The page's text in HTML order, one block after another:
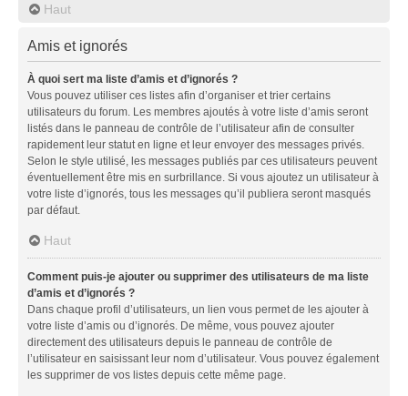
Haut
Amis et ignorés
À quoi sert ma liste d’amis et d’ignorés ?
Vous pouvez utiliser ces listes afin d’organiser et trier certains
utilisateurs du forum. Les membres ajoutés à votre liste d’amis seront
listés dans le panneau de contrôle de l’utilisateur afin de consulter
rapidement leur statut en ligne et leur envoyer des messages privés.
Selon le style utilisé, les messages publiés par ces utilisateurs peuvent
éventuellement être mis en surbrillance. Si vous ajoutez un utilisateur à
votre liste d’ignorés, tous les messages qu’il publiera seront masqués
par défaut.
Haut
Comment puis-je ajouter ou supprimer des utilisateurs de ma liste
d’amis et d’ignorés ?
Dans chaque profil d’utilisateurs, un lien vous permet de les ajouter à
votre liste d’amis ou d’ignorés. De même, vous pouvez ajouter
directement des utilisateurs depuis le panneau de contrôle de
l’utilisateur en saisissant leur nom d’utilisateur. Vous pouvez également
les supprimer de vos listes depuis cette même page.